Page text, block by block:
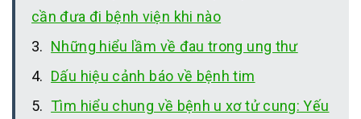
cần đưa đi bệnh viện khi nào
Những hiểu lầm về đau trong ung thư
Dấu hiệu cảnh báo về bệnh tim
Tìm hiểu chung về bệnh u xơ tử cung: Yếu